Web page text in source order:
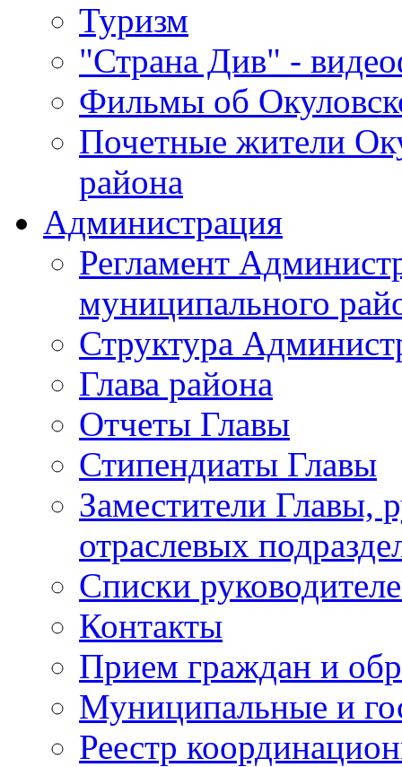
Туризм
"Страна Див" -
Фильмы об
Почетные жители
района
Администрация
Регламент
муниципального
Структура
Глава района
Отчеты Главы
Стипендиаты Главы
Заместители Главы,
отраслевых
Списки
Контакты
Прием граждан и
Муниципальные и
Реестр